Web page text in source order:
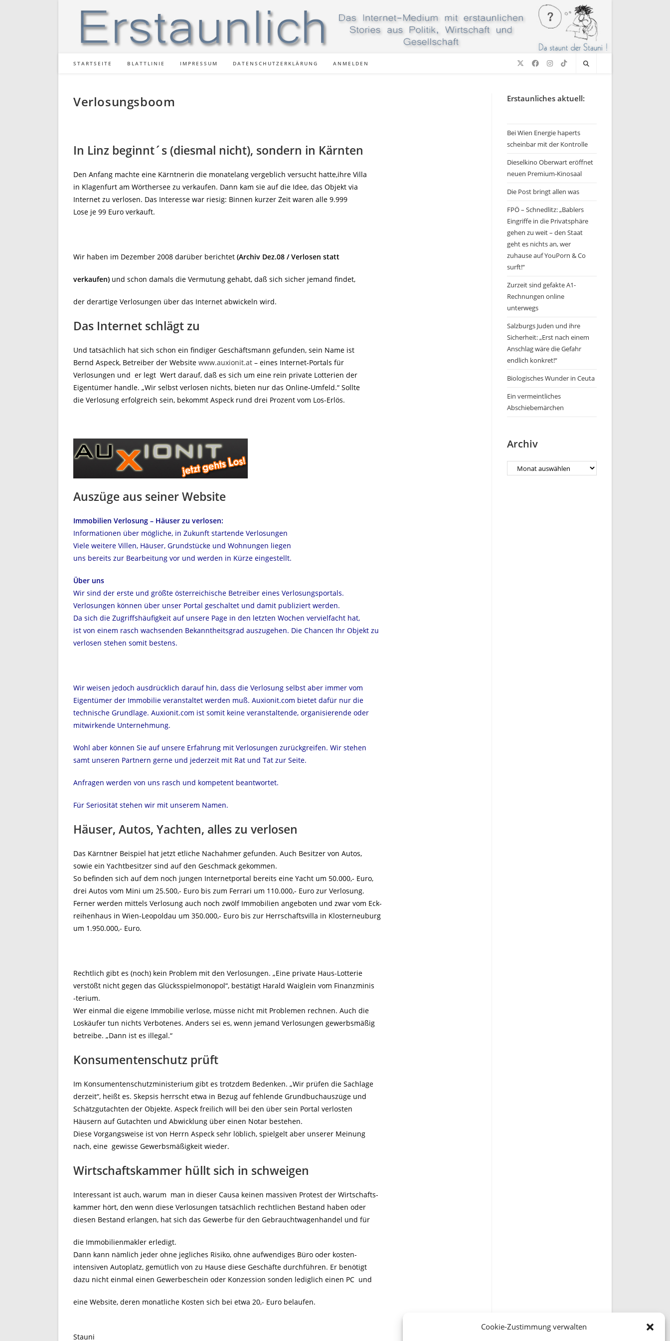
Cookie-Zustimmung verwalten
STARTSEITE BLATTLINIE IMPRESSUM DATENSCHUTZERKLÄRUNG ANMELDEN
Verlosungsboom
In Linz beginnt´s (diesmal nicht), sondern in Kärnten
Den Anfang machte eine Kärntnerin die monatelang vergeblich versucht hatte,ihre Villa
in Klagenfurt am Wörthersee zu verkaufen. Dann kam sie auf die Idee, das Objekt via
Internet zu verlosen. Das Interesse war riesig: Binnen kurzer Zeit waren alle 9.999
Lose je 99 Euro verkauft.
Wir haben im Dezember 2008 darüber berichtet (Archiv Dez.08 / Verlosen statt
verkaufen) und schon damals die Vermutung gehabt, daß sich sicher jemand findet,
der derartige Verlosungen über das Internet abwickeln wird.
Das Internet schlägt zu
Und tatsächlich hat sich schon ein findiger Geschäftsmann gefunden, sein Name ist
Bernd Aspeck, Betreiber der Website www.auxionit.at – eines Internet-Portals für
Verlosungen und er legt Wert darauf, daß es sich um eine rein private Lotterien der
Eigentümer handle. „Wir selbst verlosen nichts, bieten nur das Online-Umfeld.“ Sollte
die Verlosung erfolgreich sein, bekommt Aspeck rund drei Prozent vom Los-Erlös.
Auszüge aus seiner Website
Immobilien Verlosung – Häuser zu verlosen:
Informationen über mögliche, in Zukunft startende Verlosungen
Viele weitere Villen, Häuser, Grundstücke und Wohnungen liegen
uns bereits zur Bearbeitung vor und werden in Kürze eingestellt.
Über uns
Wir sind der erste und größte österreichische Betreiber eines Verlosungsportals.
Verlosungen können über unser Portal geschaltet und damit publiziert werden.
Da sich die Zugriffshäufigkeit auf unsere Page in den letzten Wochen vervielfacht hat,
ist von einem rasch wachsenden Bekanntheitsgrad auszugehen. Die Chancen Ihr Objekt zu
verlosen stehen somit bestens.
Wir weisen jedoch ausdrücklich darauf hin, dass die Verlosung selbst aber immer vom
Eigentümer der Immobilie veranstaltet werden muß. Auxionit.com bietet dafür nur die
technische Grundlage. Auxionit.com ist somit keine veranstaltende, organisierende oder
mitwirkende Unternehmung.
Wohl aber können Sie auf unsere Erfahrung mit Verlosungen zurückgreifen. Wir stehen
samt unseren Partnern gerne und jederzeit mit Rat und Tat zur Seite.
Anfragen werden von uns rasch und kompetent beantwortet.
Für Seriosität stehen wir mit unserem Namen.
Häuser, Autos, Yachten, alles zu verlosen
Das Kärntner Beispiel hat jetzt etliche Nachahmer gefunden. Auch Besitzer von Autos,
sowie ein Yachtbesitzer sind auf den Geschmack gekommen.
So befinden sich auf dem noch jungen Internetportal bereits eine Yacht um 50.000,- Euro,
drei Autos vom Mini um 25.500,- Euro bis zum Ferrari um 110.000,- Euro zur Verlosung.
Ferner werden mittels Verlosung auch noch zwölf Immobilien angeboten und zwar vom Eck-
reihenhaus in Wien-Leopoldau um 350.000,- Euro bis zur Herrschaftsvilla in Klosterneuburg
um 1.950.000,- Euro.
Rechtlich gibt es (noch) kein Problem mit den Verlosungen. „Eine private Haus-Lotterie
verstößt nicht gegen das Glücksspielmonopol“, bestätigt Harald Waiglein vom Finanzminis
-terium.
Wer einmal die eigene Immobilie verlose, müsse nicht mit Problemen rechnen. Auch die
Loskäufer tun nichts Verbotenes. Anders sei es, wenn jemand Verlosungen gewerbsmäßig
betreibe. „Dann ist es illegal.“
Konsumentenschutz prüft
Im Konsumentenschutzministerium gibt es trotzdem Bedenken. „Wir prüfen die Sachlage
derzeit“, heißt es. Skepsis herrscht etwa in Bezug auf fehlende Grundbuchauszüge und
Schätzgutachten der Objekte. Aspeck freilich will bei den über sein Portal verlosten
Häusern auf Gutachten und Abwicklung über einen Notar bestehen.
Diese Vorgangsweise ist von Herrn Aspeck sehr löblich, spielgelt aber unserer Meinung
nach, eine gewisse Gewerbsmäßigkeit wieder.
Wirtschaftskammer hüllt sich in schweigen
Interessant ist auch, warum man in dieser Causa keinen massiven Protest der Wirtschafts-
kammer hört, den wenn diese Verlosungen tatsächlich rechtlichen Bestand haben oder
diesen Bestand erlangen, hat sich das Gewerbe für den Gebrauchtwagenhandel und für
die Immobilienmakler erledigt.
Dann kann nämlich jeder ohne jegliches Risiko, ohne aufwendiges Büro oder kosten-
intensiven Autoplatz, gemütlich von zu Hause diese Geschäfte durchführen. Er benötigt
dazu nicht einmal einen Gewerbeschein oder Konzession sonden lediglich einen PC und
eine Website, deren monatliche Kosten sich bei etwa 20,- Euro belaufen.
Stauni
Erstaunliches aktuell:
Bei Wien Energie haperts
scheinbar mit der Kontrolle
Dieselkino Oberwart eröffnet
neuen Premium-Kinosaal
Die Post bringt allen was
FPÖ – Schnedlitz: „Bablers
Eingriffe in die Privatsphäre
gehen zu weit – den Staat
geht es nichts an, wer
zuhause auf YouPorn & Co
surft!“
Zurzeit sind gefakte A1-
Rechnungen online
unterwegs
Salzburgs Juden und ihre
Sicherheit: „Erst nach einem
Anschlag wäre die Gefahr
endlich konkret!“
Biologisches Wunder in Ceuta
Ein vermeintliches
Abschiebemärchen
Archiv
Archiv